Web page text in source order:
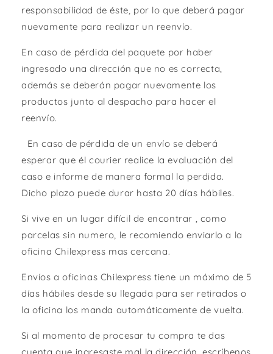
responsabilidad de éste, por lo que deberá pagar
nuevamente para realizar un reenvío.
En caso de pérdida del paquete por haber
ingresado una dirección que no es correcta,
además se deberán pagar nuevamente los
productos junto al despacho para hacer el
reenvío.
En caso de pérdida de un envío se deberá
esperar que él courier realice la evaluación del
caso e informe de manera formal la perdida.
Dicho plazo puede durar hasta 20 días hábiles.
Si vive en un lugar difícil de encontrar , como
parcelas sin numero, le recomiendo enviarlo a la
oficina Chilexpress mas cercana.
Envíos a oficinas Chilexpress tiene un máximo de 5
días hábiles desde su llegada para ser retirados o
la oficina los manda automáticamente de vuelta.
Si al momento de procesar tu compra te das
cuenta que ingresaste mal la dirección, escríbenos